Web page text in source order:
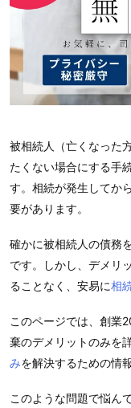
被相続人（亡くなった
たくない場合にする手
す。相続が発生してか
要があります。
確かに被相続人の債務
です。しかし、デメリ
ることなく、安易に相
このページでは、創業
棄のデメリットのみを
みを解決するための情
このような問題で悩ん